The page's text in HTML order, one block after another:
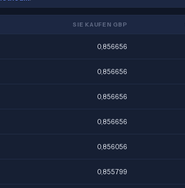
SIE KAUFEN GBP
0,856656
0,856656
0,856656
0,856656
0,856056
0,855799